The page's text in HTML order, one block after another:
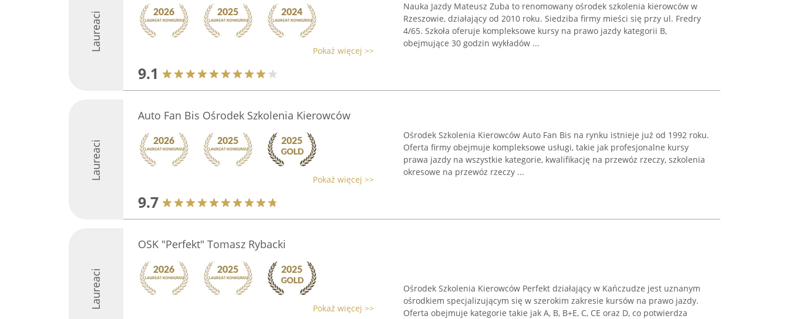
Laureaci Pokaż więcej >>
9.1
Nauka Jazdy Mateusz Zuba to renomowany ośrodek szkolenia kierowców w
Rzeszowie, działający od 2010 roku. Siedziba firmy mieści się przy ul. Fredry
4/65. Szkoła oferuje kompleksowe kursy na prawo jazdy kategorii B,
obejmujące 30 godzin wykładów ...
Laureaci
Auto Fan Bis Ośrodek Szkolenia Kierowców
Pokaż więcej >>
9.7
Ośrodek Szkolenia Kierowców Auto Fan Bis na rynku istnieje już od 1992 roku.
Oferta firmy obejmuje kompleksowe usługi, takie jak profesjonalne kursy
prawa jazdy na wszystkie kategorie, kwalifikację na przewóz rzeczy, szkolenia
okresowe na przewóz rzeczy ...
Laureaci
OSK "Perfekt" Tomasz Rybacki
Pokaż więcej >>
Ośrodek Szkolenia Kierowców Perfekt działający w Kańczudze jest uznanym
ośrodkiem specjalizującym się w szerokim zakresie kursów na prawo jazdy.
Oferta obejmuje kategorie takie jak A, B, B+E, C, CE oraz D, co potwierdza